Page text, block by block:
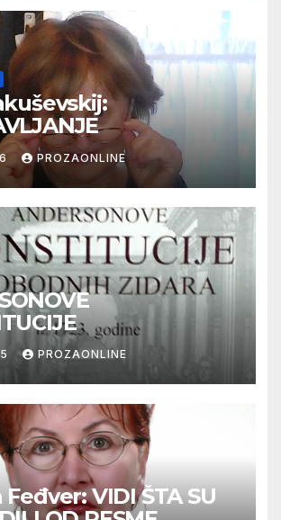
PROZAONLINE
PROZAONLINE
VIDI ŠTA SU